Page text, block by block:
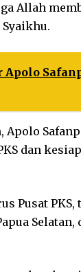
Allah
Syaikhu.
Apolo
Apolo
dan
Pusat PKS,